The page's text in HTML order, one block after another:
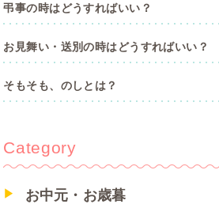
弔事の時はどうすればいい？
お見舞い・送別の時はどうすればいい？
そもそも、のしとは？
Category
お中元・お歳暮